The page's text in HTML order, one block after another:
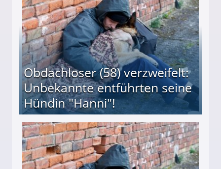
Obdachloser (58) verzweifelt:
Unbekannte entführten seine
Hündin "Hanni"!
entführten seine Hündin "Hanni"!